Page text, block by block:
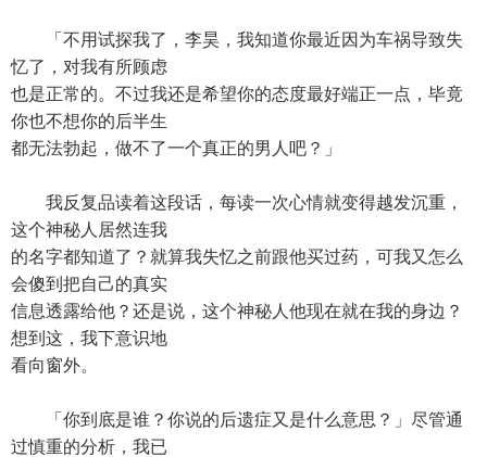
「不用试探我了，李昊，我知道你最近因为车祸导致失
忆了，对我有所顾虑
也是正常的。不过我还是希望你的态度最好端正一点，毕竟
你也不想你的后半生
都无法勃起，做不了一个真正的男人吧？」
我反复品读着这段话，每读一次心情就变得越发沉重，
这个神秘人居然连我
的名字都知道了？就算我失忆之前跟他买过药，可我又怎么
会傻到把自己的真实
信息透露给他？还是说，这个神秘人他现在就在我的身边？
想到这，我下意识地
看向窗外。
「你到底是谁？你说的后遗症又是什么意思？」尽管通
过慎重的分析，我已